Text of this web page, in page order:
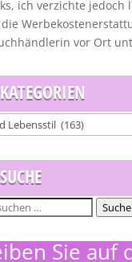
ich verzichte jedoch
vor Ort
Sie auf